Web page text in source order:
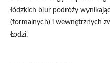
łódzkich biur podróży
(formalnych) i wewnętrznych
Łodzi.